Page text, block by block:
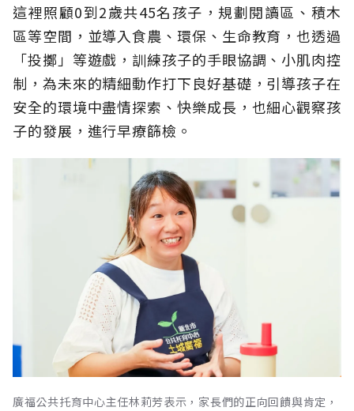
這裡照顧0到2歲共45名孩子，規劃閱讀區、積木
區等空間，並導入食農、環保、生命教育，也透過
「投擲」等遊戲，訓練孩子的手眼協調、小肌肉控
制，為未來的精細動作打下良好基礎，引導孩子在
安全的環境中盡情探索、快樂成長，也細心觀察孩
子的發展，進行早療篩檢。
廣福公共托育中心主任林莉芳表示，家長們的正向回饋與肯定，